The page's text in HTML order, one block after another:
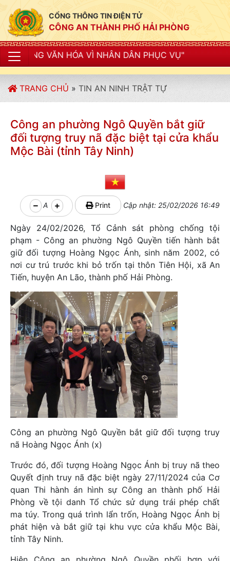
CỔNG THÔNG TIN ĐIỆN TỬ
CÔNG AN THÀNH PHỐ HẢI PHÒNG
VÌ NHÂN DÂN PHỤC VỤ"
TRANG CHỦ » TIN AN NINH TRẬT TỰ
Công an phường Ngô Quyền bắt giữ
đối tượng truy nã đặc biệt tại cửa khẩu
Mộc Bài (tỉnh Tây Ninh)
A Print Cập nhật: 25/02/2026 16:49
Ngày 24/02/2026, Tổ Cảnh sát phòng chống tội
phạm - Công an phường Ngô Quyền tiến hành bắt
giữ đối tượng Hoàng Ngọc Ánh, sinh năm 2002, có
nơi cư trú trước khi bỏ trốn tại thôn Tiên Hội, xã An
Tiến, huyện An Lão, thành phố Hải Phòng.
Công an phường Ngô Quyền bắt giữ đối tượng truy
nã Hoàng Ngọc Ánh (x)
Trước đó, đối tượng Hoàng Ngọc Ánh bị truy nã theo
Quyết định truy nã đặc biệt ngày 27/11/2024 của Cơ
quan Thi hành án hình sự Công an thành phố Hải
Phòng về tội danh Tổ chức sử dụng trái phép chất
ma túy. Trong quá trình lẩn trốn, Hoàng Ngọc Ánh bị
phát hiện và bắt giữ tại khu vực cửa khẩu Mộc Bài,
tỉnh Tây Ninh.